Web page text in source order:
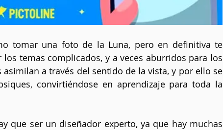
tomar una foto de la Luna, pero en definitiva te
temas complicados, y a veces aburridos para los
a través del sentido de la vista, y por ello se
convirtiéndose en aprendizaje para toda la
que ser un diseñador experto, ya que hay muchas